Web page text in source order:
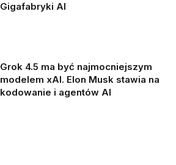
Gigafabryki AI
Grok 4.5 ma być najmocniejszym
modelem xAI. Elon Musk stawia na
kodowanie i agentów AI